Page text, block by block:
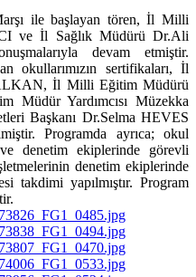
ile başlayan tören, İl Milli
ve İl Sağlık Müdürü Dr.Ali
devam etmiştir.
okullarımızın sertifikaları, İl
İl Milli Eğitim Müdürü
Yardımcısı Müzekka
Başkanı Dr.Selma HEVES
Programda ayrıca; okul
denetim ekiplerinde görevli
denetim ekiplerinde
takdimi yapılmıştır. Program